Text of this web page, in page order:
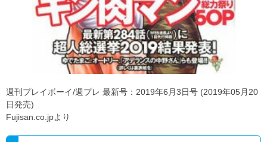
週刊プレイボーイ/週プレ 最新号：2019年6月3日号 (2019年05月20
日発売)
Fujisan.co.jpより